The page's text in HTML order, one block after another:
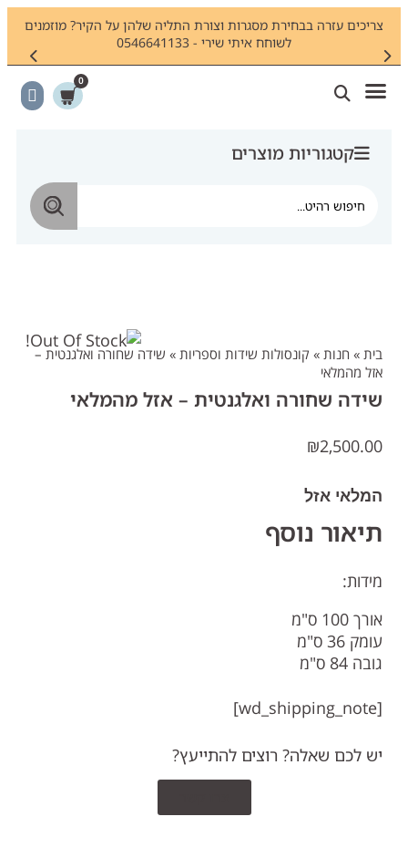
צריכים עזרה בבחירת מסגרות וצורת התליה שלהן על הקיר? מוזמנים
לשוחח איתי שירי - 0546641133
0
קטגוריות מוצרים
בית » חנות » קונסולות שידות וספריות » שידה שחורה ואלגנטית –
אזל מהמלאי
שידה שחורה ואלגנטית – אזל מהמלאי
₪2,500.00
המלאי אזל
תיאור נוסף
מידות:
אורך 100 ס"מ
עומק 36 ס"מ
גובה 84 ס"מ
[wd_shipping_note]
יש לכם שאלה? רוצים להתייעץ?